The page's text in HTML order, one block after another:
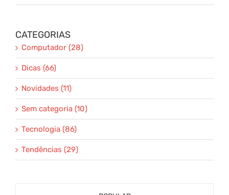
CATEGORIAS
Computador (28)
Dicas (66)
Novidades (11)
Sem categoria (10)
Tecnologia (86)
Tendências (29)